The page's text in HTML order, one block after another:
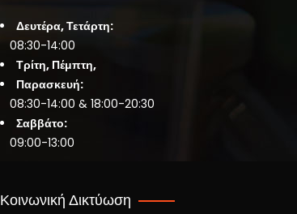
Δευτέρα, Τετάρτη:
08:30-14:00
Τρίτη, Πέμπτη,
Παρασκευή:
08:30-14:00 & 18:00-20:30
Σαββάτο:
09:00-13:00
Κοινωνική Δικτύωση